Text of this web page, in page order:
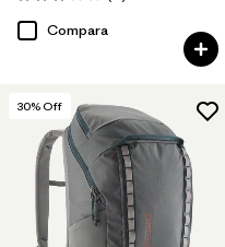
Compara
30% Off